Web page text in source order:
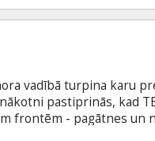
vadībā turpina karu
pastiprinās, kad
frontēm - pagātnes un